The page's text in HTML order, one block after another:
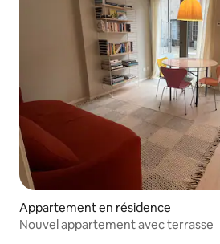
Appartement en résidence
Nouvel appartement avec terrasse